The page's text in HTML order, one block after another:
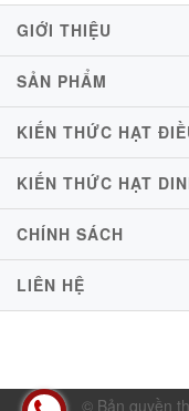
GIỚI THIỆU
SẢN PHẨM
KIẾN THỨC HẠT
KIẾN THỨC HẠT
CHÍNH SÁCH
LIÊN HỆ
© Bản quyền